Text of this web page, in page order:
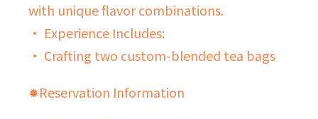
with unique flavor combinations.
• Experience Includes:
• Crafting two custom-blended tea bags
✹Reservation Information